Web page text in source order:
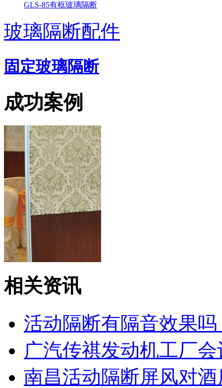
GLS-85有框玻璃隔断
玻璃隔断配件
固定玻璃隔断
成功案例
广东东莞新禧大酒店
相关资讯
活动隔断有隔音效果吗
广汽传祺发动机工厂
南昌活动隔断屏风对